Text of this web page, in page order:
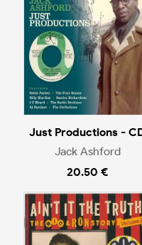
Just Productions -
Jack Ashford
20.50 €